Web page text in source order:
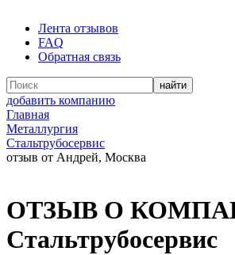
Лента отзывов
FAQ
Обратная связь
добавить компанию
Главная
Металлургия
Стальтрубосервис
отзыв от Андрей, Москва
ОТЗЫВ О
Стальтрубосервис